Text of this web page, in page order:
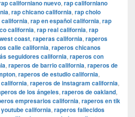
californiano nuevo, rap californiano
, rap chicano california, rap cholo
, rap en español california, rap
california, rap real california, rap
coast, raperas california, raperos
calle california, raperos chicanos
seguidores california, raperos con
, raperos de barrio california, raperos de
, raperos de estudio california,
, raperos de instagram california,
de los ángeles, raperos de oakland,
empresarios california, raperos en tik
california, raperos fallecidos